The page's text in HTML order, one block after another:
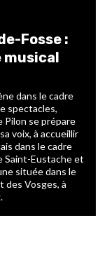
Fosse :
musical
dans le cadre
spectacles,
se prépare
voix, à accueillir
dans le cadre
Saint-Eustache et
située dans le
des Vosges, à